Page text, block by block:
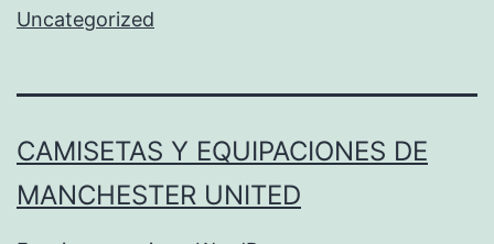
Uncategorized
CAMISETAS Y EQUIPACIONES DE
MANCHESTER UNITED